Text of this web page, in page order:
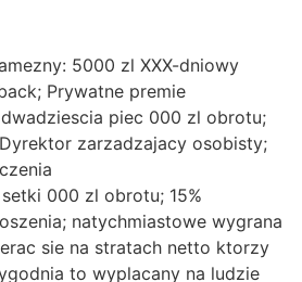
5000 zl XXX-dniowy
Prywatne premie
piec 000 zl obrotu;
zarzadzajacy osobisty;
000 zl obrotu; 15%
natychmiastowe wygrana
sie na stratach netto ktorzy
to wyplacany na ludzie